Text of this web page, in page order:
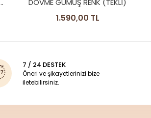
7 / 24 DESTEK
Öneri ve şikayetlerinizi bize
iletebilirsiniz.